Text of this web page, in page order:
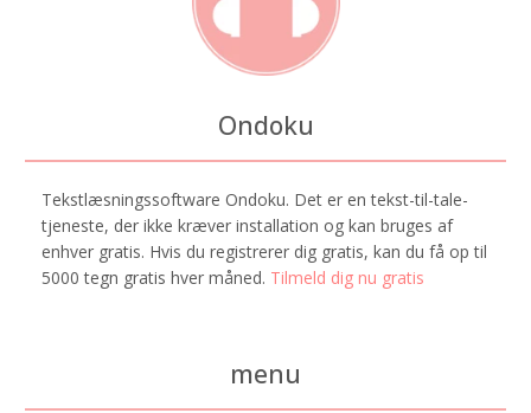
Ondoku
Tekstlæsningssoftware Ondoku. Det er en tekst-til-tale-
tjeneste, der ikke kræver installation og kan bruges af
enhver gratis. Hvis du registrerer dig gratis, kan du få op til
5000 tegn gratis hver måned. Tilmeld dig nu gratis
menu